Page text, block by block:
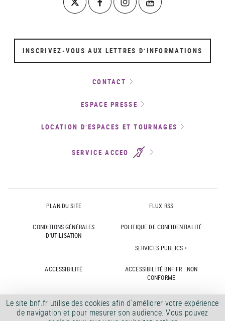
INSCRIVEZ-VOUS AUX LETTRES D’INFORMATIONS
CONTACT
ESPACE PRESSE
LOCATION D’ESPACES ET TOURNAGES
SERVICE ACCEO
PLAN DU SITE FLUX RSS
CONDITIONS GÉNÉRALES
D'UTILISATION
POLITIQUE DE CONFIDENTIALITÉ
SERVICES PUBLICS +
ACCESSIBILITÉ
ACCESSIBILITÉ BNF.FR : NON
CONFORME
MARCHÉS PUBLICS OFFRES D'EMPLOI
DÉMATÉRIALISATION FACTURES CRÉDITS
Le site bnf.fr utilise des cookies afin d'améliorer votre expérience
de navigation et pour mesurer son audience. Vous pouvez